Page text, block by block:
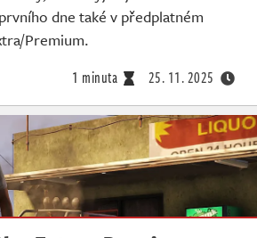
dne také v předplatném
Premium.
1 minuta 25. 11. 2025